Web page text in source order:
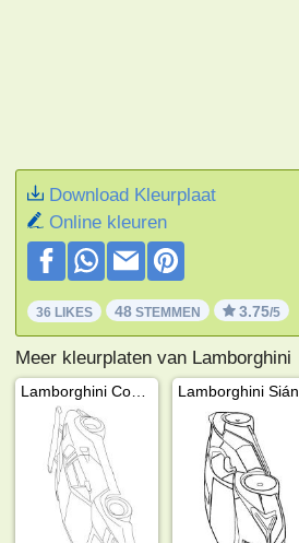
Download Kleurplaat
Online kleuren
36 LIKES 48 STEMMEN 3.75/5
Meer kleurplaten van Lamborghini
Lamborghini Sián